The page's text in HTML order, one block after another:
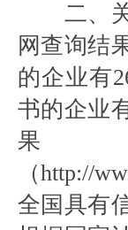
二、
网查询结
的企业有
书的企业
果
（http://
全国具有